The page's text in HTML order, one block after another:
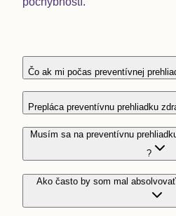
Čo ak mi počas preventívnej
Prepláca preventívnu prehliadku
Musím sa na preventívnu
?
Ako často by som mal